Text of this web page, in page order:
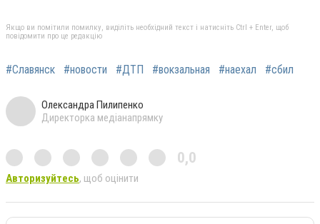
Якщо ви помітили помилку, виділіть необхідний текст і натисніть Ctrl + Enter, щоб
повідомити про це редакцію
#Славянск #новости #ДТП #вокзальная #наехал #сбил
Олександра Пилипенко
Директорка медіанапрямку
0,0
Авторизуйтесь, щоб оцінити